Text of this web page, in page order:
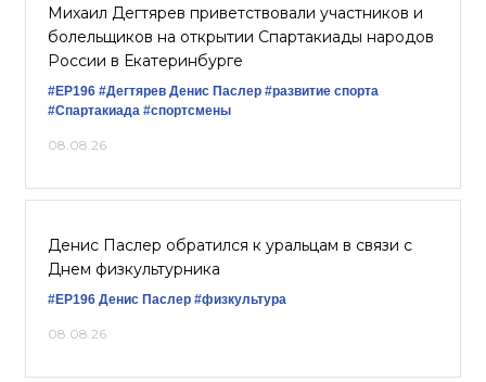
Михаил Дегтярев приветствовали участников и
болельщиков на открытии Спартакиады народов
России в Екатеринбурге
#ЕР196 #Дегтярев Денис Паслер #развитие спорта
#Спартакиада #спортсмены
08.08.26
Денис Паслер обратился к уральцам в связи с
Днем физкультурника
#ЕР196 Денис Паслер #физкультура
08.08.26